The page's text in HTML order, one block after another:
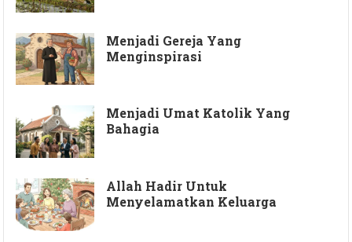
Menjadi Gereja Yang
Menginspirasi
Menjadi Umat Katolik Yang
Bahagia
Allah Hadir Untuk
Menyelamatkan Keluarga